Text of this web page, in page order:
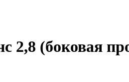
2,8 (боковая